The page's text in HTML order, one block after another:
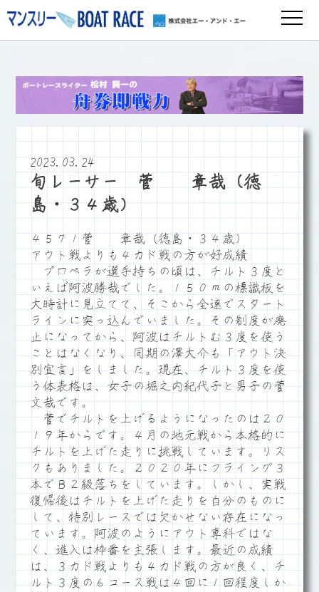
2023.03.24
旬レーサー 菅 章哉（徳
島・３４歳）
４５７１菅 章哉（徳島・３４歳）
アウト戦よりも４カド戦の方が好成績
プロペラが選手持ちの頃は、チルト３度と
いえば阿波勝哉でした。１５０ｍの標識板を
大時計に見立てて、そこから全速でスタート
ラインに突っ込んでいました。その制度が廃
止になってから、阿波はチルトむ３度を使う
ことはなくなり、同期の澤大介も「アウト決
別宣言」をしました。現在、チルト３度を使
う体表格は、女子の堀之内紀代子と男子の菅
文哉です。
菅でチルトを上げるようになったのは２０
１９年からです。４月の地元戦から本格的に
チルトを上げた走りに挑戦しています。リス
クもありました。２０２０年にフライング３
本でＢ２級落ちをしています。しかし、実戦
復帰後はチルトを上げた走りを自分のものに
して、特別レースでは欠かせない存在になっ
ています。阿波のようにアウト専科ではな
く、進入は枠番を主張します。最近の成績
は、３カド戦よりも４カド戦の方が良く、チ
ルト３度の６コース戦は４回に１回程度しか